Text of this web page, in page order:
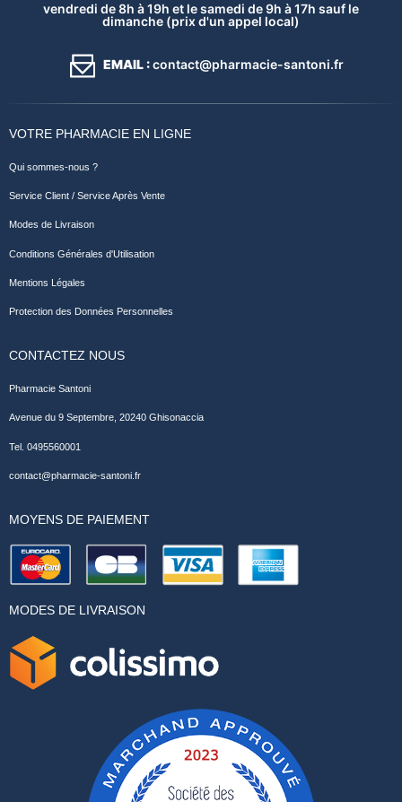
vendredi de 8h à 19h et le samedi de 9h à 17h sauf le
dimanche (prix d'un appel local)
EMAIL :contact@pharmacie-santoni.fr
VOTRE PHARMACIE EN LIGNE
Qui sommes-nous ?
Service Client / Service Après Vente
Modes de Livraison
Conditions Générales d'Utilisation
Mentions Légales
Protection des Données Personnelles
CONTACTEZ NOUS
Pharmacie Santoni
Avenue du 9 Septembre, 20240 Ghisonaccia
Tel. 0495560001
contact@pharmacie-santoni.fr
MOYENS DE PAIEMENT
MODES DE LIVRAISON